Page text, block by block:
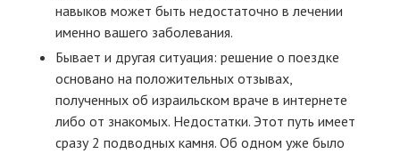
навыков может быть недостаточно в лечении
именно вашего заболевания.
Бывает и другая ситуация: решение о поездке
основано на положительных отзывах,
полученных об израильском враче в интернете
либо от знакомых. Недостатки. Этот путь имеет
сразу 2 подводных камня. Об одном уже было